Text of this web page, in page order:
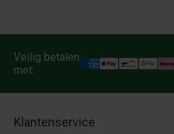
Veilig betalen
met:
Klantenservice